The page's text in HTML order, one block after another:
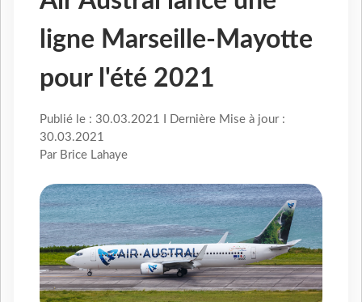
ligne Marseille-Mayotte
pour l'été 2021
Publié le : 30.03.2021 I Dernière Mise à jour :
30.03.2021
Par Brice Lahaye